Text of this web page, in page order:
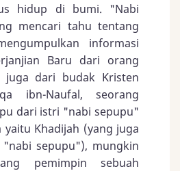
hidup di bumi. "Nabi
mencari tahu tentang
informasi
Baru dari orang
juga dari budak Kristen
ibn-Naufal, seorang
dari istri "nabi sepupu"
yaitu Khadijah (yang juga
sepupu"), mungkin
pemimpin sebuah